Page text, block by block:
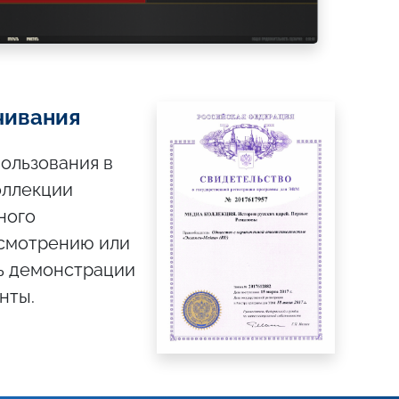
в
или
демонстрации